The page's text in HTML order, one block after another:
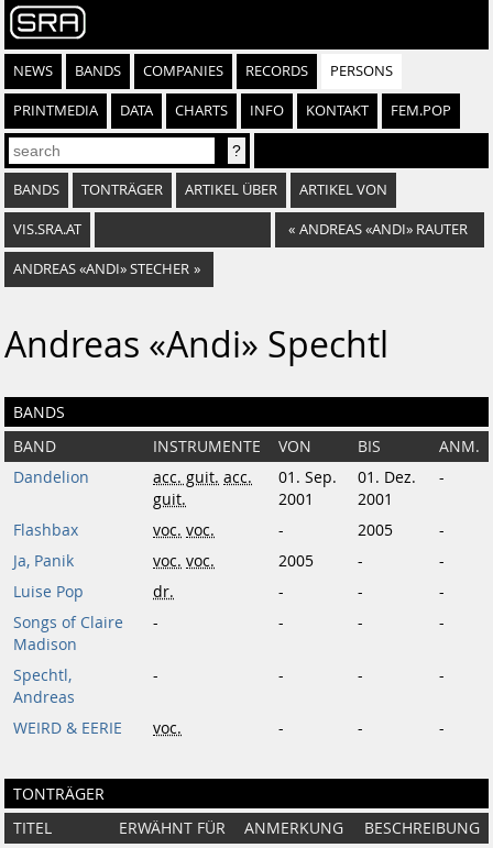
NEWS BANDS COMPANIES RECORDS PERSONS
PRINTMEDIA DATA CHARTS INFO KONTAKT FEM.POP
BANDS TONTRÄGER ARTIKEL ÜBER ARTIKEL VON
VIS.SRA.AT « ANDREAS «ANDI» RAUTER
ANDREAS «ANDI» STECHER »
Andreas «Andi» Spechtl
BANDS
BAND INSTRUMENTE VON BIS
ANM.
Dandelion
acc. guit. acc.
guit.
01. Sep.
2001
01. Dez.
2001
-
Flashbax voc. voc. - 2005
-
Ja, Panik
voc. voc. 2005 -
-
Luise Pop
dr. - -
-
Songs of Claire
Madison
- - - -
Spechtl,
Andreas
- - - -
WEIRD & EERIE voc. - - -
TONTRÄGER
TITEL ERWÄHNT FÜR ANMERKUNG
BESCHREIBUNG